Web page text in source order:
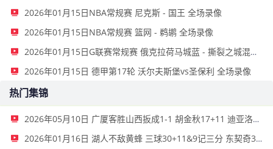
2026年01月15日NBA常规赛 尼克斯 - 国王 全场录像
2026年01月15日NBA常规赛 篮网 - 鹈鹕 全场录像
2026年01月15日G联赛常规赛 俄克拉荷马城蓝 - 撕裂之城混音 全场录像
2026年01月15日 德甲第17轮 沃尔夫斯堡vs圣保利 全场录像
热门集锦
2026年05月10日 广厦客胜山西扳成1-1 胡金秋17+11 迪亚洛关键上篮不中
2026年01月16日 湖人不敌黄蜂 三球30+11&9记三分 东契奇39分 詹姆斯29+9+6